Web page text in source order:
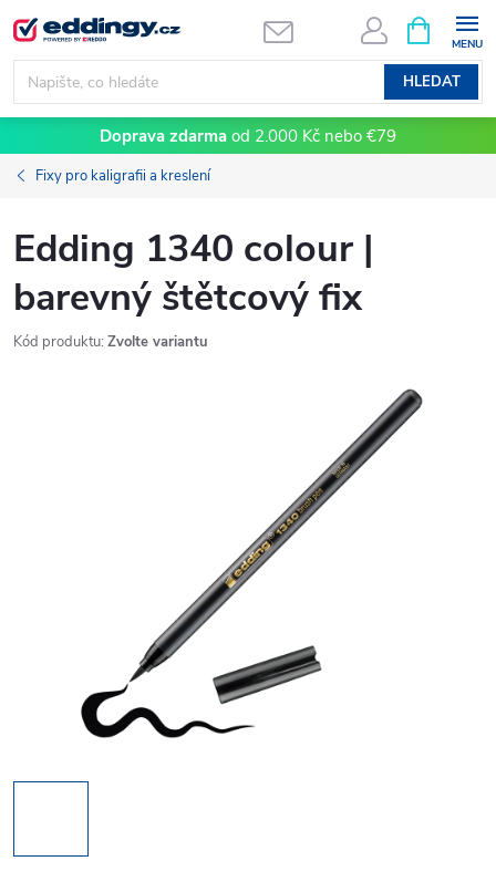
Přejít
na
obsah
HLEDAT
NÁKUPNÍ
KOŠÍK
Doprava zdarma od 2.000 Kč nebo €79
Fixy pro kaligrafii a kreslení
Edding 1340 colour |
barevný štětcový fix
Kód produktu: Zvolte variantu